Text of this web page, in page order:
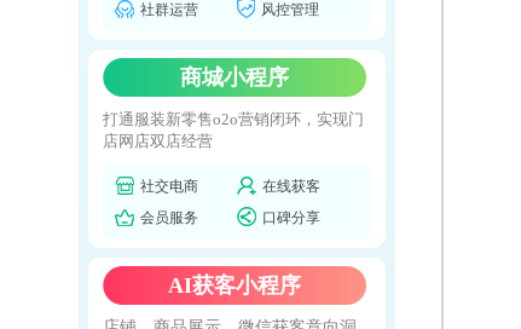
社群运营
风控管理
商城小程序
打通服装新零售o2o营销闭环，实现门
店网店双店经营
社交电商
在线获客
会员服务
口碑分享
AI获客小程序